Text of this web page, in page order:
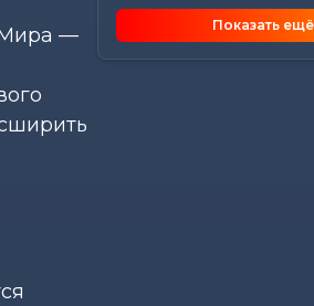
Мира —
Экономика -07.08.2026
Передовиков жатвы
в Костюковичском
Показать ещё